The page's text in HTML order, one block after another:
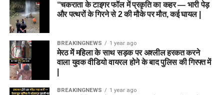
“चकराता के टाइगर फॉल में प्रकृति का कहर — भारी पेड़
और पत्थरों के गिरने से 2 की मौके पर मौत, कई घायल |
BREAKINGNEWS 1 year ago
मेरठ में महिला के साथ सड़क पर अश्लील हरकत करने
वाला युवक वीडियो वायरल होने के बाद पुलिस की गिरफ्त में
BREAKINGNEWS 1 year ago